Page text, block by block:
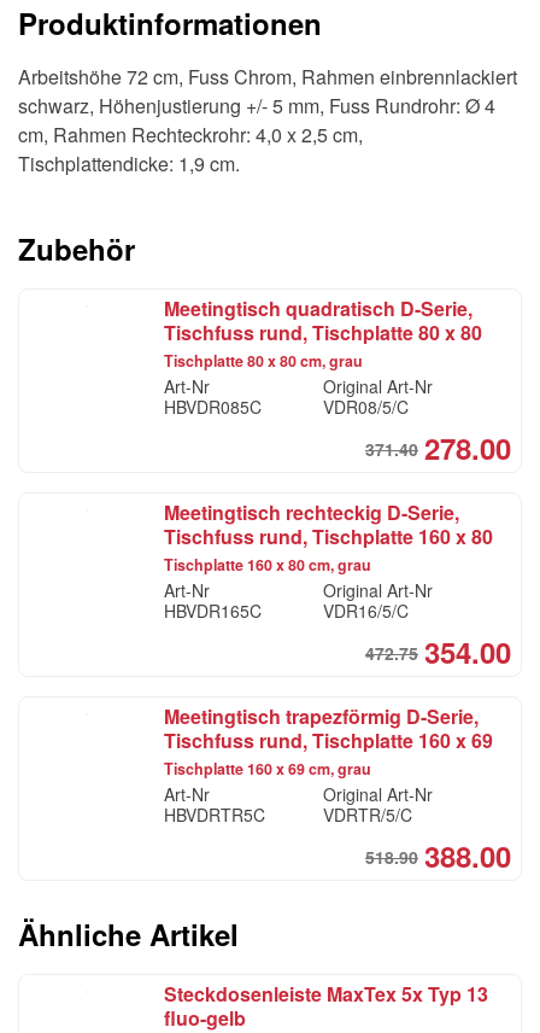
120
80
cm,
grau
Menge
Produktinformationen
Arbeitshöhe 72 cm, Fuss Chrom, Rahmen einbrennlackiert
schwarz, Höhenjustierung +/- 5 mm, Fuss Rundrohr: Ø 4
cm, Rahmen Rechteckrohr: 4,0 x 2,5 cm,
Tischplattendicke: 1,9 cm.
Zubehör
Meetingtisch quadratisch D-Serie,
Tischfuss rund, Tischplatte 80 x 80
cm, grau
Tischplatte 80 x 80 cm, grau
Art-Nr
HBVDR085C
Original Art-Nr
VDR08/5/C
371.40 278.00
Meetingtisch rechteckig D-Serie,
Tischfuss rund, Tischplatte 160 x 80
cm, grau
Tischplatte 160 x 80 cm, grau
Art-Nr
HBVDR165C
Original Art-Nr
VDR16/5/C
472.75 354.00
Meetingtisch trapezförmig D-Serie,
Tischfuss rund, Tischplatte 160 x 69
cm, grau
Tischplatte 160 x 69 cm, grau
Art-Nr
HBVDRTR5C
Original Art-Nr
VDRTR/5/C
518.90 388.00
Ähnliche Artikel
Steckdosenleiste MaxTex 5x Typ 13
fluo-gelb